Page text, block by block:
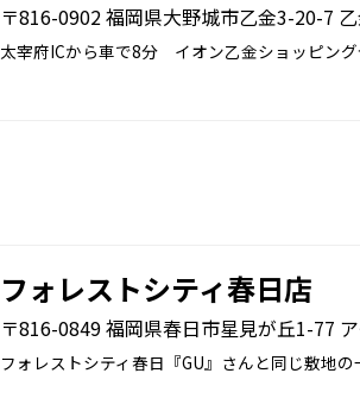
〒816-0902 福岡県大野城市乙金3-20-7
太宰府ICから車で8分 イオン乙金ショッピン
フォレストシティ春日店
〒816-0849 福岡県春日市星見が丘1-77
フォレストシティ春日『GU』さんと同じ敷地の